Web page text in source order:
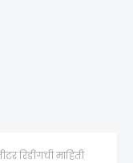
रिडींगची माहिती